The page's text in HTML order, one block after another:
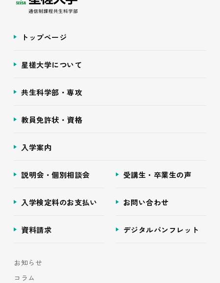
トップページ
星槎大学について
共生科学部・専攻
教員免許状・資格
入学案内
説明会・個別相談会 受講生・卒業生の声
入学検定料のお支払い お問い合わせ
資料請求 デジタルパンフレット
お知らせ
コラム